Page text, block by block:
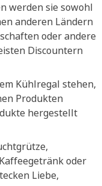
werden sie sowohl
anderen Ländern
oder andere
Discountern
Kühlregal stehen,
Produkten
hergestellt
oder
Liebe,